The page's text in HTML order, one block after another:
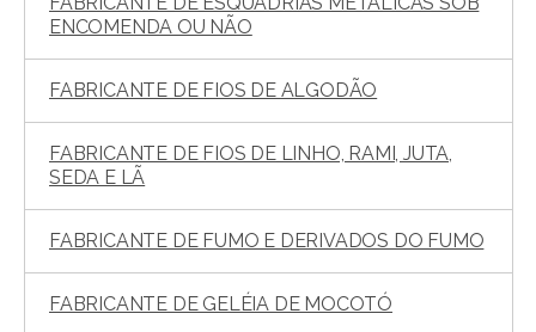
ENCOMENDA OU NÃO
FABRICANTE DE FIOS DE ALGODÃO
FABRICANTE DE FIOS DE LINHO, RAMI, JUTA,
SEDA E LÃ
FABRICANTE DE FUMO E DERIVADOS DO FUMO
FABRICANTE DE GELÉIA DE MOCOTÓ